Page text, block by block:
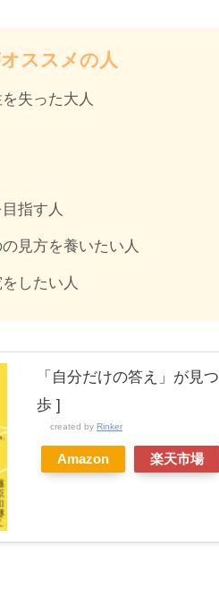
ススメの人
失った大人
指す人
見方を養いたい人
したい人
「自分だけの答え」が見
歩 ]
created by Rinker
Amazon 楽天市場